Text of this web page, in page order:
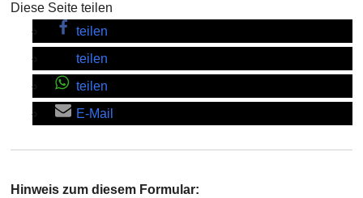
Diese Seite teilen
teilen
teilen
teilen
E-Mail
Hinweis zum diesem Formular: